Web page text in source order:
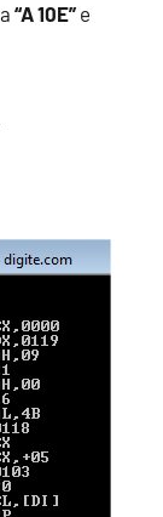
“A 10E” e